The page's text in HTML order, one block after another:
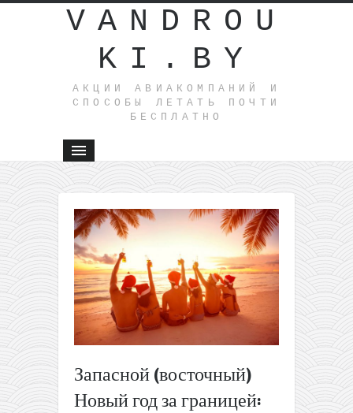
VANDROU
KI.BY
АКЦИИ АВИАКОМПАНИЙ И
СПОСОБЫ ЛЕТАТЬ ПОЧТИ
БЕСПЛАТНО
Запасной (восточный)
Новый год за границей:
Ryanair:
150,000
билетов
скидкой
20%!
Беларусы
виз:
Черногория
и Сербия в